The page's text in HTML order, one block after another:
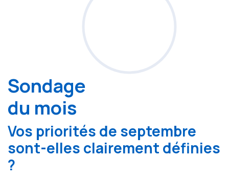
Sondage
du mois
Vos priorités de septembre
sont-elles clairement définies
?